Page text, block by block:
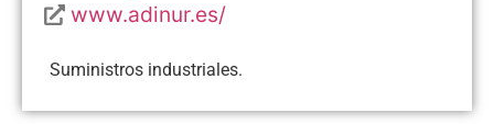
www.adinur.es/
Suministros industriales.